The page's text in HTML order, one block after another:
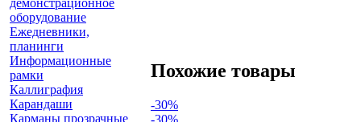
демонстрационное
оборудование
Ежедневники,
планинги
Информационные
рамки
Каллиграфия
Карандаши
Карманы прозрачные
Похожие товары
-30%